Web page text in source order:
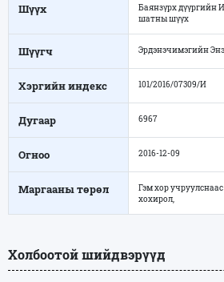
Шүүх
Баянзүрх дүүргийн
шатны шүүх
Шүүгч Эрдэнэчимэгийн
Хэргийн индекс 101/2016/07309/И
Дугаар 6967
Огноо 2016-12-09
Маргааны төрөл
Гэм хор
хохирол,
Холбоотой шийдвэрүүд